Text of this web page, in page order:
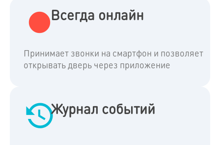
Всегда онлайн
Принимает звонки на смартфон и позволяет
открывать дверь через приложение
Журнал событий